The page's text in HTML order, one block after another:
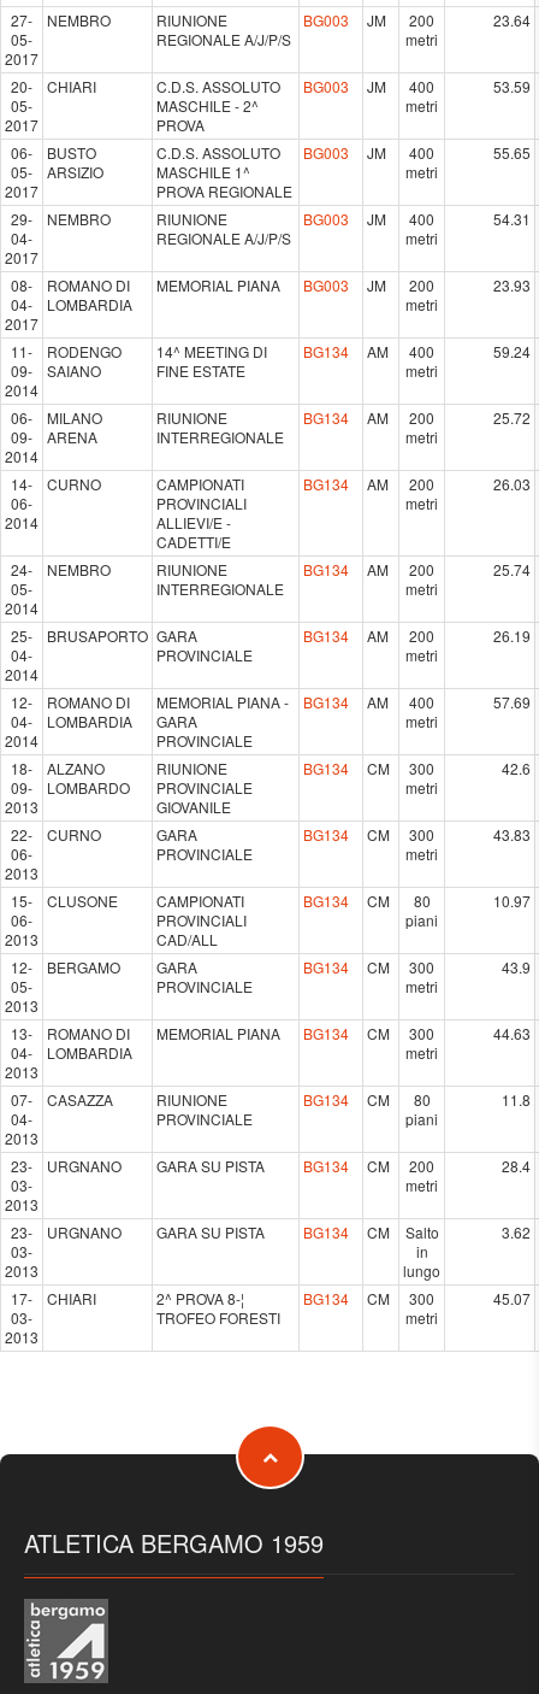
27-
05-
2017
NEMBRO
RIUNIONE
REGIONALE A/J/P/S
BG003 JM
200
metri
23.64
20-
05-
2017
CHIARI
C.D.S. ASSOLUTO
MASCHILE - 2^
PROVA
BG003 JM
400
metri
53.59
06-
05-
2017
BUSTO
ARSIZIO
C.D.S. ASSOLUTO
MASCHILE 1^
PROVA REGIONALE
BG003 JM
400
metri
55.65
29-
04-
2017
NEMBRO
RIUNIONE
REGIONALE A/J/P/S
BG003 JM
400
metri
54.31
08-
04-
2017
ROMANO DI
LOMBARDIA
MEMORIAL PIANA BG003 JM
200
metri
23.93
11-
09-
2014
RODENGO
SAIANO
14^ MEETING DI
FINE ESTATE
BG134 AM
400
metri
59.24
06-
09-
2014
MILANO
ARENA
RIUNIONE
INTERREGIONALE
BG134 AM
200
metri
25.72
14-
06-
2014
CURNO
CAMPIONATI
PROVINCIALI
ALLIEVI/E -
CADETTI/E
BG134 AM
200
metri
26.03
24-
05-
2014
NEMBRO
RIUNIONE
INTERREGIONALE
BG134 AM
200
metri
25.74
25-
04-
2014
BRUSAPORTO GARA
PROVINCIALE
BG134 AM
200
metri
26.19
12-
04-
2014
ROMANO DI
LOMBARDIA
MEMORIAL PIANA -
GARA
PROVINCIALE
BG134 AM
400
metri
57.69
18-
09-
2013
ALZANO
LOMBARDO
RIUNIONE
PROVINCIALE
GIOVANILE
BG134 CM
300
metri
42.6
22-
06-
2013
CURNO
GARA
PROVINCIALE
BG134 CM
300
metri
43.83
15-
06-
2013
CLUSONE
CAMPIONATI
PROVINCIALI
CAD/ALL
BG134 CM
80
piani
10.97
12-
05-
2013
BERGAMO
GARA
PROVINCIALE
BG134 CM
300
metri
43.9
13-
04-
2013
ROMANO DI
LOMBARDIA
MEMORIAL PIANA BG134 CM
300
metri
44.63
07-
04-
2013
CASAZZA
RIUNIONE
PROVINCIALE
BG134 CM
80
piani
11.8
23-
03-
2013
URGNANO GARA SU PISTA BG134 CM
200
metri
28.4
23-
03-
2013
URGNANO GARA SU PISTA BG134 CM
Salto
in
lungo
3.62
17-
03-
2013
CHIARI
2^ PROVA 8-¦
TROFEO FORESTI
BG134 CM
300
metri
45.07
ATLETICA BERGAMO 1959